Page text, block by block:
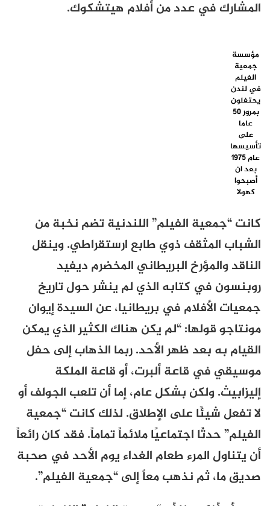
المشارك في عدد من أفلام هيتشكوك.
مؤسسة
جمعية
الفيلم
في لندن
يحتفلون
بمرور 50
عاما
على
تأسيسها
عام 1975
بعد ان
أصبحوا
كهولا
كانت “جمعية الفيلم” اللندنية تضم نخبة من
الشباب المثقف ذوي طابع ارستقراطي. وينقل
الناقد والمؤرخ البريطاني المخضرم ديفيد
روبنسون في كتابه الذي لم ينشر حول تاريخ
جمعيات الأفلام في بريطانيا، عن السيدةإيوان
مونتاجو قولها: “لم يكن هناك الكثير الذي يمكن
القيام به بعد ظهر الأحد.ربما الذهاب إلى حفل
موسيقي في قاعة ألبرت، أو قاعة الملكة
إليزابيث.ولكن بشكل عام، إما أن تلعب الجولف أو
لا تفعل شيئًا على الإطلاق. لذلك كانت “جمعية
الفيلم” حدثًا اجتماعيًا ملائماً تماماً. فقد كان رائعاً
أن يتناول المرء طعام الغداء يوم الأحد في صحبة
صديق ما، ثم نذهب معاً إلى “جمعية الفيلم”.